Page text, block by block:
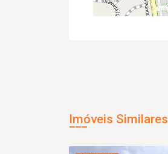
Imóveis Similares